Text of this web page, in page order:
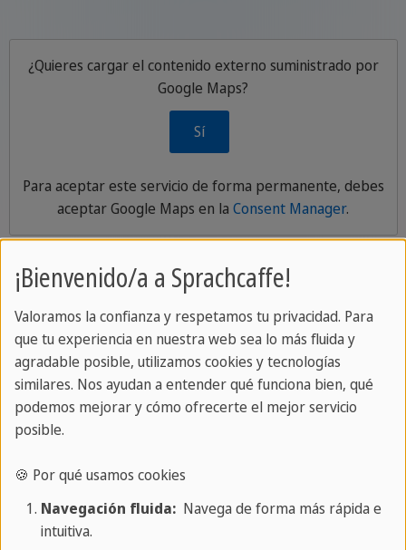
¿Quieres cargar el contenido externo suministrado por
Google Maps?
Sí
Para aceptar este servicio de forma permanente, debes
aceptarGoogle Maps en la Consent Manager.
Qué incluye tu viaje de idiomas con
SPRACHCAFFE
📄 Evaluación de idioma:Comenzarás tu viaje con
una breve prueba de idioma en línea. Esto nos
📚Curso de idiomas:
Aprenderás en un ambiente
relajado y agradable. Nuestros experimentados
¡Bienvenido/a a Sprachcaffe!
Valoramos la confianza y respetamos tu privacidad. Para
que tu experiencia en nuestra web sea lo más fluida y
agradable posible, utilizamos cookies y tecnologías
similares. Nos ayudan a entender qué funciona bien, qué
podemos mejorar y cómo ofrecerte el mejor servicio
posible.
🍪 Por qué usamos cookies
Navegación fluida:Navega de forma más rápida e
intuitiva.